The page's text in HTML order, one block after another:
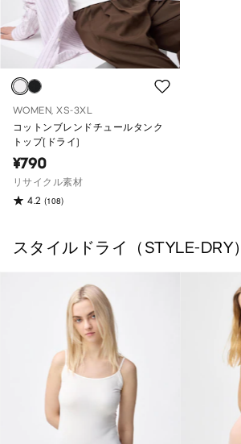
WOMEN, XS-3XL
コットンブレンドチュールタンク
トップ(ドライ)
¥790
リサイクル素材
4.2 (108)
スタイルドライ（STYLE-DRY）